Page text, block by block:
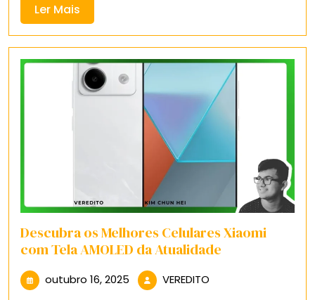
Ler Mais
Mais
Descubra os Melhores Celulares Xiaomi
com Tela AMOLED da Atualidade
outubro 16, 2025 outubroVEREDITO